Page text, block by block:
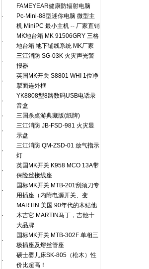
·
FAMEYEAR健康防辐射电脑
Pc-Mini-88型迷你电脑 微型主
机 MiniPC 最小主机 -- 厂家直销
·
MK地台箱 MK 91506GRY 三格
地台箱 地下铺线系统 MK厂家
·
三江消防 SG-03K 火灾声光警
报器
·
英国MK开关 S8801 WHI 1位净
掣面连外框
·
YK8808型8路数码USB电话录
音盒
·
三国杀桌游典藏版(纸牌)
·
三江消防 JB-FSD-981 火灾显
示盘
·
三江消防 QM-ZSD-01 放气指示
灯
·
英国MK开关 K958 MCO 13A带
保险丝接线座
·
国标MK开关 MTB-201刮须刀专
用插座（内附电源开关、变
·
MARTlN 美国 90年代的木結他
木吉它 MARTIN马丁，吉他十
大品牌
·
国标MK开关 MTB-302F 单相三
极插座及熔丝管座
·
硕士婴儿床SK-805（松木）性
价比超高！